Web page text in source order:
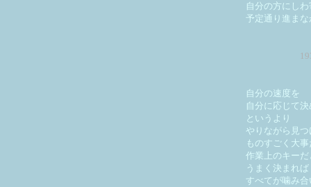
自分の方にし
予定通り進まな
自分の速度を
自分に応じて
というより
やりながら見つ
ものすごく大事
作業上のキーだ
うまく決まれば
すべてが噛み合